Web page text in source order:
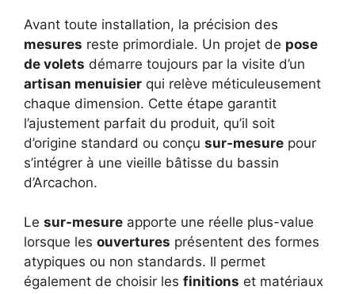
Avant toute installation, la précision des
mesures reste primordiale. Un projet de pose
de volets démarre toujours par la visite d’un
artisan menuisier qui relève méticuleusement
chaque dimension. Cette étape garantit
l’ajustement parfait du produit, qu’il soit
d’origine standard ou conçu sur-mesure pour
s’intégrer à une vieille bâtisse du bassin
d’Arcachon.
Le sur-mesure apporte une réelle plus-value
lorsque les ouvertures présentent des formes
atypiques ou non standards. Il permet
également de choisir les finitions et matériaux